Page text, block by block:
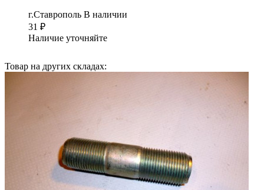
г.Ставрополь В наличии
31 ₽
Наличие уточняйте
Товар на других складах: